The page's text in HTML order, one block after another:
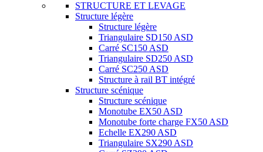
STRUCTURE ET LEVAGE
Structure légère
Structure légère
Triangulaire SD150 ASD
Carré SC150 ASD
Triangulaire SD250 ASD
Carré SC250 ASD
Structure à rail BT intégré
Structure scénique
Structure scénique
Monotube EX50 ASD
Monotube forte charge FX50 ASD
Echelle EX290 ASD
Triangulaire SX290 ASD